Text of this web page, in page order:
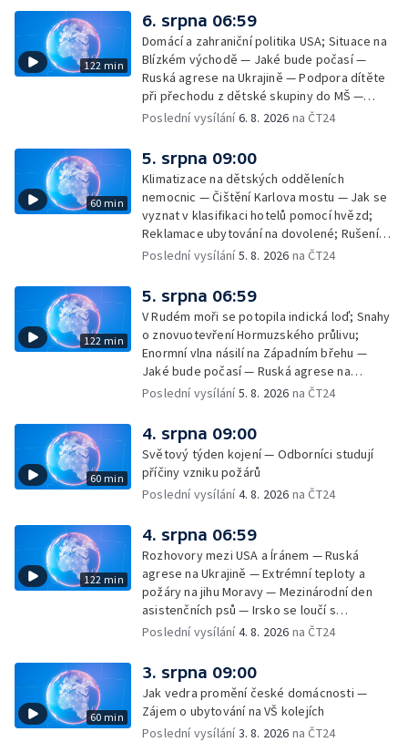
122 min
6. srpna 06:59
Domácí a zahraniční politika USA; Situace na
Blízkém východě — Jaké bude počasí —
Ruská agrese na Ukrajině — Podpora dítěte
při přechodu z dětské skupiny do MŠ —
Filmové premiéry týdne — Dvě deci tuše v
rakovinu prsu
Poslední vysílání6. 8. 2026 na ČT24
60 min
5. srpna 09:00
Klimatizace na dětských odděleních
nemocnic — Čištění Karlova mostu — Jak se
vyznat v klasifikaci hotelů pomocí hvězd;
Reklamace ubytování na dovolené; Rušení
dovolené kvůli přírodním živlům; Práva
na dovolené v zahraničí; Platby a výběry na
dovolené v zahraničí — Těžba léčivé rašeliny
u Malé Morávky
Poslední vysílání5. 8. 2026 na ČT24
122 min
5. srpna 06:59
V Rudém moři se potopila indická loď; Snahy
o znovuotevření Hormuzského průlivu;
Enormní vlna násilí na Západním břehu —
Jaké bude počasí — Ruská agrese na
Ukrajině — Vliv veder na lidské orgány — Při
— Třem obcím na Brněnsku dočasně došla
pitná voda — SP v orientačním běhu v Česku
— Horko a požáry sužují Evropu — Rybářský
příměstský tábor
Poslední vysílání5. 8. 2026 na ČT24
60 min
4. srpna 09:00
Světový týden kojení — Odborníci studují
příčiny vzniku požárů
Poslední vysílání4. 8. 2026 na ČT24
122 min
4. srpna 06:59
Rozhovory mezi USA a Íránem — Ruská
agrese na Ukrajině — Extrémní teploty a
požáry na jihu Moravy — Mezinárodní den
asistenčních psů — Irsko se loučí s
hudebníkem Glenem Hansardem
Poslední vysílání4. 8. 2026 na ČT24
60 min
3. srpna 09:00
Jak vedra promění české domácnosti —
Zájem o ubytování na VŠ kolejích
Poslední vysílání3. 8. 2026 na ČT24